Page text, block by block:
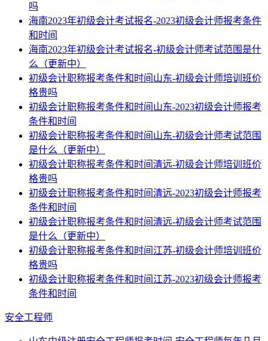
吗
海南2023年初级会计考试报名-2023初级会计师报考条件
和时间
海南2023年初级会计考试报名-初级会计师考试范围是什
么（更新中）
初级会计职称报考条件和时间山东-初级会计师培训班价
格贵吗
初级会计职称报考条件和时间山东-2023初级会计师报考
条件和时间
初级会计职称报考条件和时间山东-初级会计师考试范围
是什么（更新中）
初级会计职称报考条件和时间清远-初级会计师培训班价
格贵吗
初级会计职称报考条件和时间清远-2023初级会计师报考
条件和时间
初级会计职称报考条件和时间清远-初级会计师考试范围
是什么（更新中）
初级会计职称报考条件和时间江苏-初级会计师培训班价
格贵吗
初级会计职称报考条件和时间江苏-2023初级会计师报考
条件和时间
安全工程师